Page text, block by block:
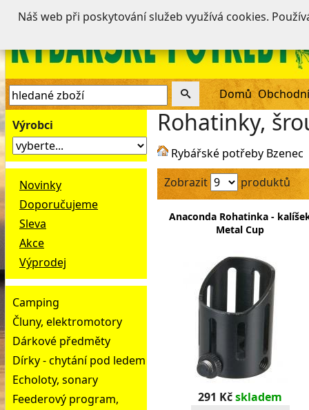
Domů
Výrobci
Novinky
Doporučujeme
Sleva
Akce
Výprodej
Camping
Čluny, elektromotory
Dárkové předměty
Dírky - chytání pod ledem
Echoloty, sonary
Feederový program,
Rohatinky,
Rybářské potřeby Bzenec
Zobrazit
produktů
Anaconda Rohatinka -
Metal Cup
291 Kčskladem
Náš web při poskytování služeb využívá cookies.